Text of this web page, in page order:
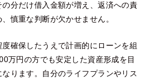
分だけ借入金額が増え、返済への責
慎重な判断が欠かせません。
度確保したうえで計画的にローンを組
万円の方でも安定した資産形成を目
ります。自分のライフプランやリス